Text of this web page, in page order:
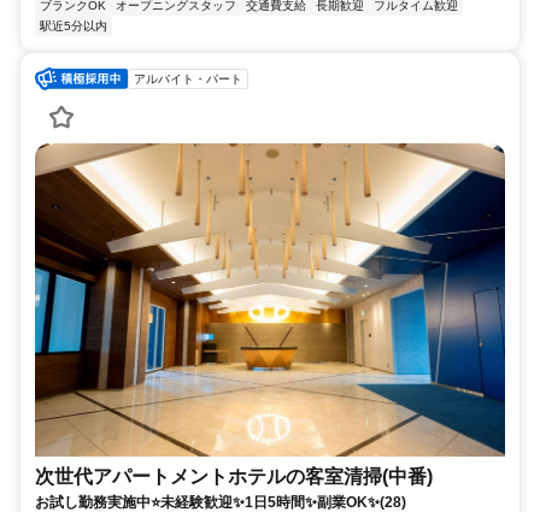
ブランクOK オープニングスタッフ 交通費支給 長期歓迎
フルタイム歓迎
駅近5分以内
アルバイト・パート
次世代アパートメントホテルの客室清掃(中番)
お試し勤務実施中⭐未経験歓迎✨1日5時間✨副業OK✨(28)